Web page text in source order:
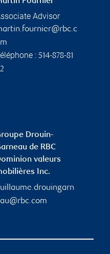
Advisor
: 514-878-81
Drouin-
de RBC
valeurs
Inc.